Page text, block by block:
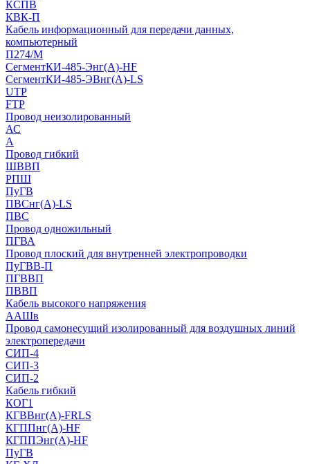
КСПВ
КВК-П
Кабель информационный для передачи данных,
компьютерный
П274/М
СегментКИ-485-Энг(А)-HF
СегментКИ-485-ЭВнг(А)-LS
UTP
FTP
Провод неизолированный
АС
А
Провод гибкий
ШВВП
РПШ
ПуГВ
ПВСнг(А)-LS
ПВС
Провод одножильный
ПГВА
Провод плоский для внутренней электропроводки
ПуГВВ-П
ПГВВП
ПВВП
Кабель высокого напряжения
ААШв
Провод самонесущий изолированный для воздушных линий
электропередачи
СИП-4
СИП-3
СИП-2
Кабель гибкий
КОГ1
КГВВнг(А)-FRLS
КГППнг(A)-HF
КГППЭнг(A)-HF
ПуГВ